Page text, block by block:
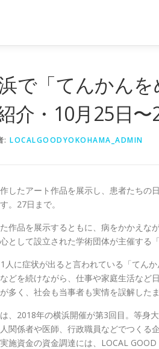
で「てんかん
介・10月25日
: LOCALGOODYOKOHAMA_ADMIN
したアート作品を展示し、患者たち
。27日まで。
作品を展示するともに、病をかかえな
として設立された学術団体が主催する
人に症状が出ると言われている「てん
どを続けながら、仕事や家庭生活な
多く、社会も当事者も実情を誤解した
、2018年の横浜開催が第3回目。等
関係者や医師、行政職員などでつく
施資金の資金調達には、LOCAL